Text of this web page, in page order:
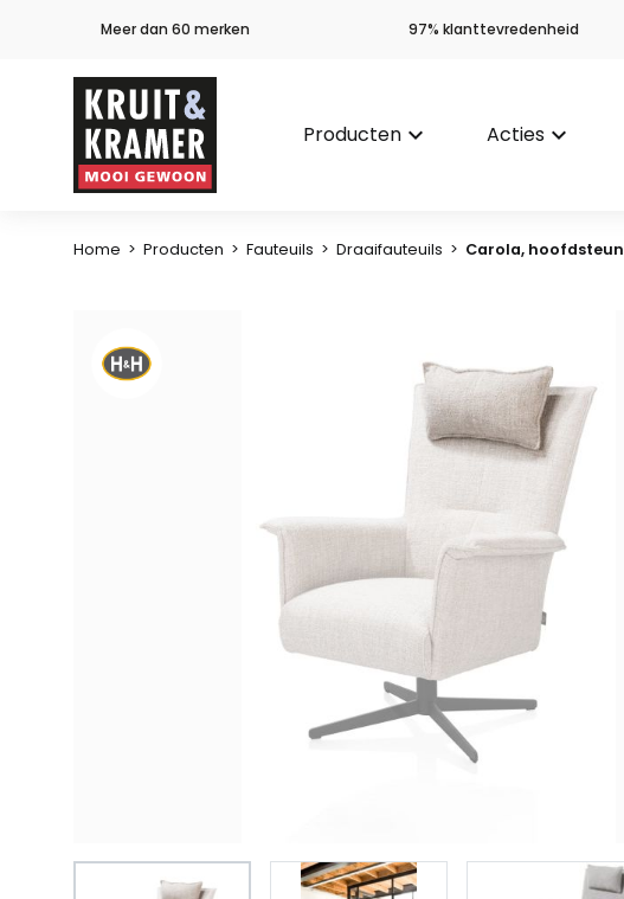
Meer dan 60 merken 97% klanttevredenheid
Producten keyboard_arrow_down Acties keyboard_arrow_down
Home > Producten > Fauteuils > Draaifauteuils > Carola, hoofdsteun